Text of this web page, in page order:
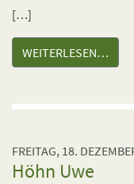
[…]
WEITERLESEN…
FREITAG, 18.
Höhn Uwe